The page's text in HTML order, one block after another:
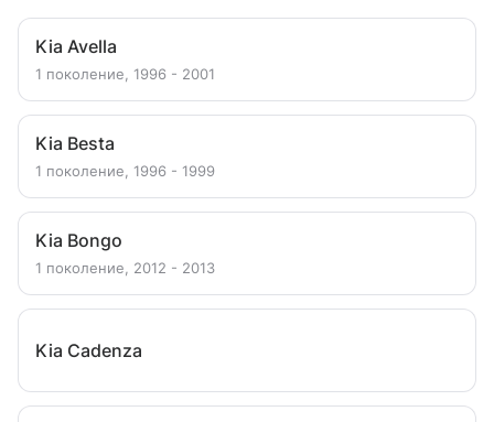
Kia Avella
1 поколение, 1996 - 2001
Kia Besta
1 поколение, 1996 - 1999
Kia Bongo
1 поколение, 2012 - 2013
Kia Cadenza